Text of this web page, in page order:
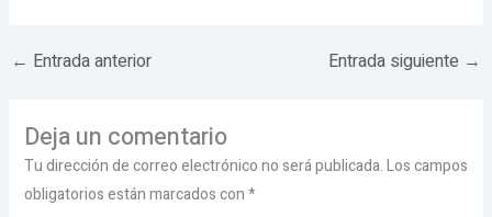
← Entrada anterior Entrada siguiente →
Deja un comentario
Tu dirección de correo electrónico no será publicada.Los campos
obligatorios están marcados con*